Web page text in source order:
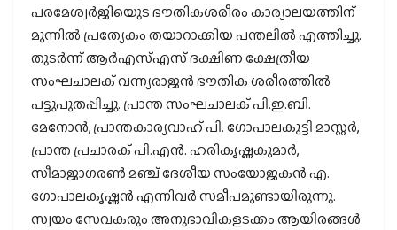
പരമേശ്വര്‍ജിയുെട ഭൗതികശരീരം കാര്യാലയത്തിന്
മുന്നില്‍ പ്രത്യേകം തയാറാക്കിയ പന്തലില്‍ എത്തിച്ചു.
തുടര്‍ന്ന് ആര്‍എസ്എസ് ദക്ഷിണ ക്ഷേത്രീയ
സംഘചാലക് വന്ന്യരാജന്‍ ഭൗതിക ശരീരത്തില്‍
പട്ടുപുതപ്പിച്ചു. പ്രാന്ത സംഘചാലക് പി.ഇ.ബി.
മേനോന്‍, പ്രാന്തകാര്യവാഹ് പി. ഗോപാലകുട്ടി മാസ്റ്റര്‍,
പ്രാന്ത പ്രചാരക് പി.എന്‍. ഹരികൃഷ്ണകുമാര്‍,
സീമാജാഗരണ്‍ മഞ്ച് ദേശീയ സംയോജകന്‍ എ.
ഗോപാലകൃഷ്ണന്‍ എന്നിവര്‍ സമീപമുണ്ടായിരുന്നു.
സ്വയം സേവകരും അനുഭാവികളടക്കം ആയിരങ്ങള്‍